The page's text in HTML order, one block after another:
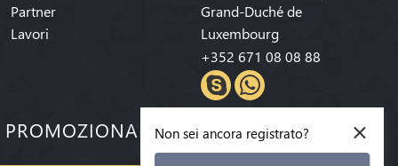
Partner
Lavori
Grand-Duché de
Luxembourg
+352 671 08 08 88
PROMOZIONALI! ×
Non sei ancora registrato?